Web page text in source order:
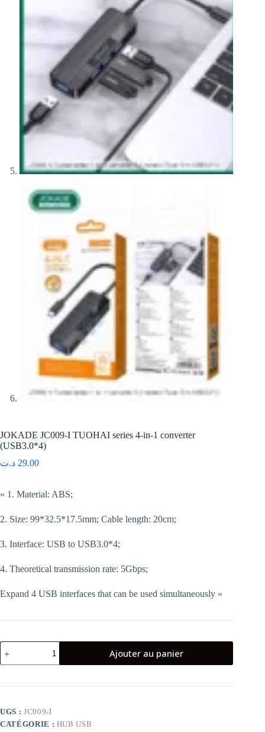
JOKADE JC009-I TUOHAI series 4-in-1 converter
(USB3.0*4)
29.00 د.ت
« 1. Material: ABS;
2. Size: 99*32.5*17.5mm; Cable length: 20cm;
3. Interface: USB to USB3.0*4;
4. Theoretical transmission rate: 5Gbps;
Expand 4 USB interfaces that can be used simultaneously »
quantité
de
JOKADE
I
4-
in-
Ajouter au panier
UGS : JC009-I
CATÉGORIE : HUB USB